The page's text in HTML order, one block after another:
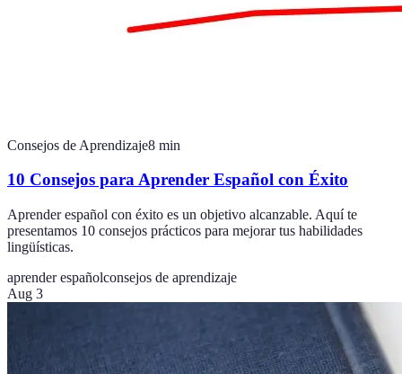
Consejos de Aprendizaje8 min
10 Consejos para Aprender Español con Éxito
Aprender español con éxito es un objetivo alcanzable. Aquí te
presentamos 10 consejos prácticos para mejorar tus habilidades
lingüísticas.
aprender españolconsejos de aprendizaje
Aug 3